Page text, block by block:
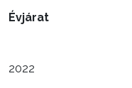
Évjárat
2022